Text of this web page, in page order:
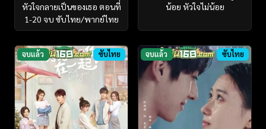
หัวใจกลายเป็นของเธอ ตอนที่
1-20 จบ ซับไทย/พากย์ไทย
น้อย หัวใจไม่น้อย
จบแล้ว ซับไทย จบแล้ว ซับไทย